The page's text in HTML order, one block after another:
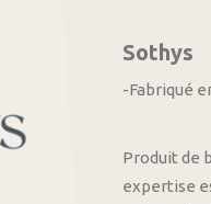
Sothys
-Fabriqué
Produit de
expertise